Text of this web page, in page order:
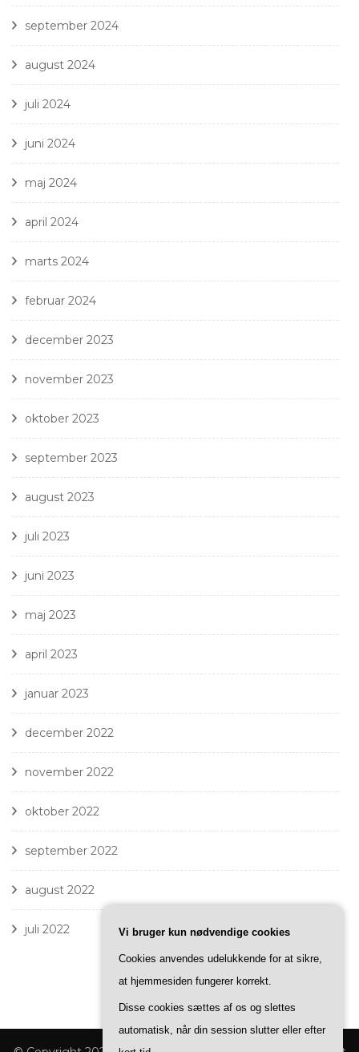
september 2024
august 2024
juli 2024
juni 2024
maj 2024
april 2024
marts 2024
februar 2024
december 2023
november 2023
oktober 2023
september 2023
august 2023
juli 2023
juni 2023
maj 2023
april 2023
januar 2023
december 2022
november 2022
oktober 2022
september 2022
august 2022
juli 2022 Vi bruger kun nødvendige cookies
Cookies anvendes udelukkende for at sikre,
at hjemmesiden fungerer korrekt.
Disse cookies sættes af os og slettes
automatisk, når din session slutter eller efter